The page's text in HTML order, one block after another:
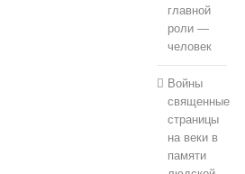
главной
роли —
человек
Войны
священные
страницы
на веки в
памяти